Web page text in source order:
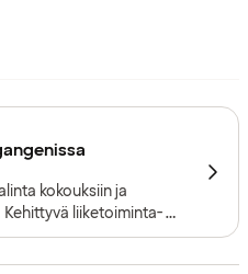
kokouksiin ja
liiketoiminta-
ja nykyaikaiset puitteet